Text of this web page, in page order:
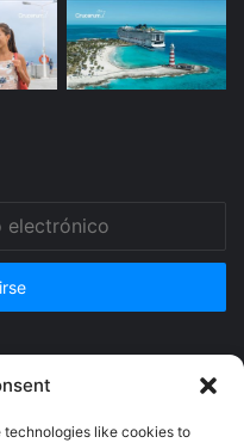
technologies like cookies to